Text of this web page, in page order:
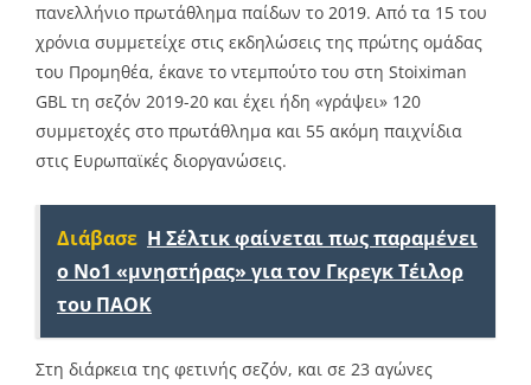
πανελλήνιο πρωτάθλημα παίδων το 2019. Από τα 15 του
χρόνια συμμετείχε στις εκδηλώσεις της πρώτης ομάδας
του Προμηθέα, έκανε το ντεμπούτο του στη Stoiximan
GBL τη σεζόν 2019-20 και έχει ήδη «γράψει» 120
συμμετοχές στο πρωτάθλημα και 55 ακόμη παιχνίδια
στις Ευρωπαϊκές διοργανώσεις.
Διάβασε Η Σέλτικ φαίνεται πως παραμένει
ο Νο1 «μνηστήρας» για τον Γκρεγκ Τέιλορ
του ΠΑΟΚ
Στη διάρκεια της φετινής σεζόν, και σε 23 αγώνες